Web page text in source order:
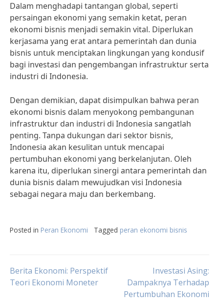
Dalam menghadapi tantangan global, seperti
persaingan ekonomi yang semakin ketat, peran
ekonomi bisnis menjadi semakin vital. Diperlukan
kerjasama yang erat antara pemerintah dan dunia
bisnis untuk menciptakan lingkungan yang kondusif
bagi investasi dan pengembangan infrastruktur serta
industri di Indonesia.
Dengan demikian, dapat disimpulkan bahwa peran
ekonomi bisnis dalam menyokong pembangunan
infrastruktur dan industri di Indonesia sangatlah
penting. Tanpa dukungan dari sektor bisnis,
Indonesia akan kesulitan untuk mencapai
pertumbuhan ekonomi yang berkelanjutan. Oleh
karena itu, diperlukan sinergi antara pemerintah dan
dunia bisnis dalam mewujudkan visi Indonesia
sebagai negara maju dan berkembang.
Posted in Peran Ekonomi Tagged peran ekonomi bisnis
Post
Berita Ekonomi: Perspektif
Teori Ekonomi Moneter
Investasi Asing:
Dampaknya Terhadap
Pertumbuhan Ekonomi